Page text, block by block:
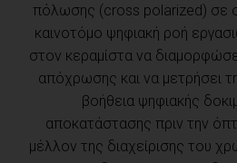
πόλωσης (cross polarized) σε
καινοτόμο ψηφιακή ροή
στον κεραμίστα να
απόχρωσης και να μετρήσει
βοήθεια ψηφιακής
αποκατάστασης πριν την
μέλλον της διαχείρισης του